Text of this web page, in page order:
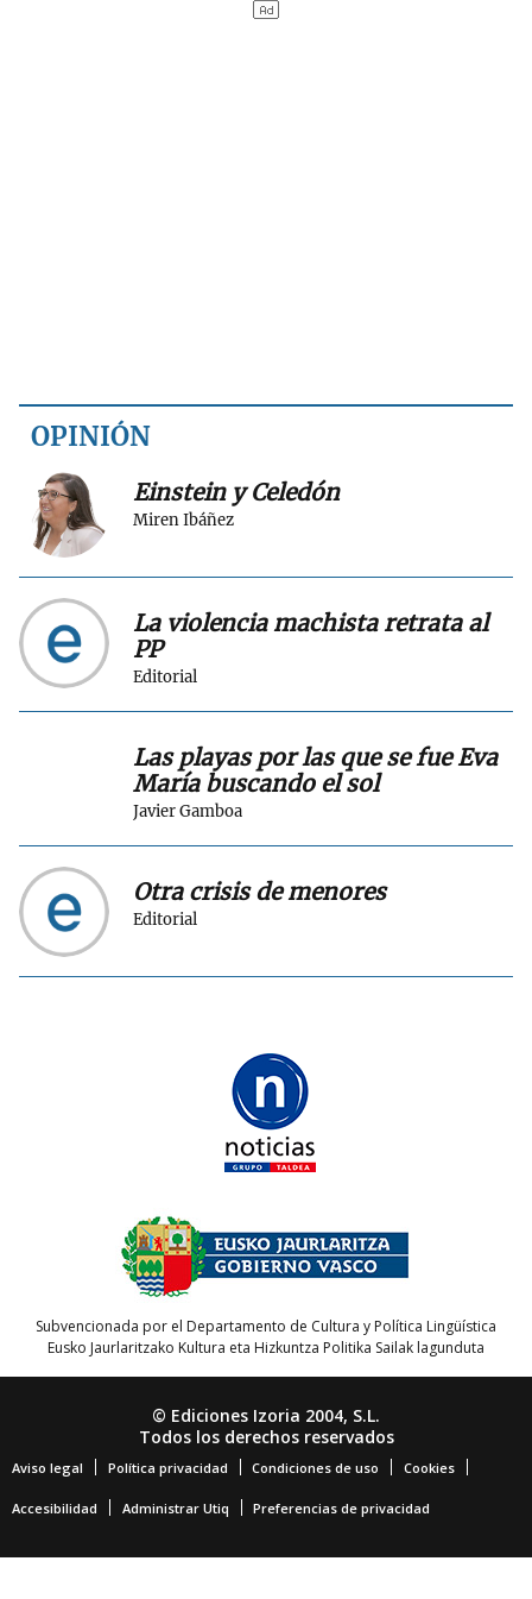
OPINIÓN
Miren Ibáñez
Einstein y Celedón
Editorial
La violencia machista retrata al
PP
Javier Gamboa
Las playas por las que se fue Eva
María buscando el sol
Editorial
Otra crisis de menores
Subvencionada por el Departamento de Cultura y Política Lingüística
Eusko Jaurlaritzako Kultura eta Hizkuntza Politika Sailak lagunduta
© Ediciones Izoria 2004, S.L.
Todos los derechos reservados
Aviso legal Política privacidad Condiciones de uso Cookies
Accesibilidad Administrar Utiq Preferencias de privacidad